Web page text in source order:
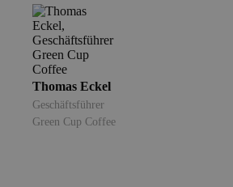
Thomas Eckel
Geschäftsführer
Green Cup Coffee